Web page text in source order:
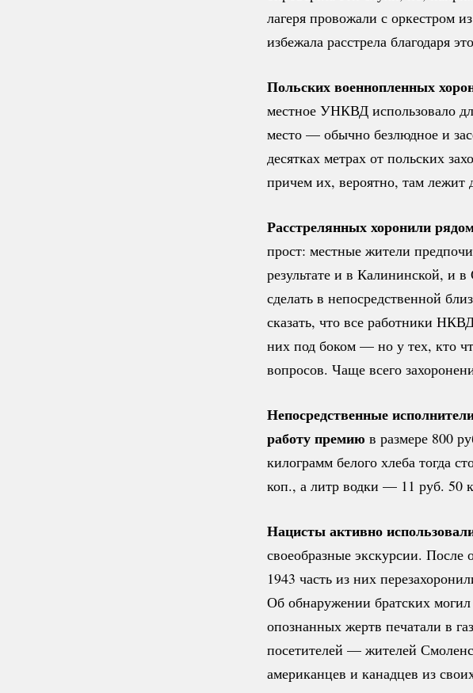
лагеря провожали с оркестром
избежала расстрела благодаря
Польских военнопленных
местное УНКВД использовало
место — обычно безлюдное и
десятках метрах от польских
причем их, вероятно, там лежит
Расстрелянных хоронили
прост: местные жители
результате и в Калининской, и
сделать в непосредственной
сказать, что все работники
них под боком — но у тех, кто
вопросов. Чаще всего
Непосредственные
работу премию в размере 800
килограмм белого хлеба тогда
коп., а литр водки — 11 руб. 50
Нацисты активно
своеобразные экскурсии.
1943 часть из них
Об обнаружении братских
опознанных жертв печатали в
посетителей — жителей
американцев и канадцев из